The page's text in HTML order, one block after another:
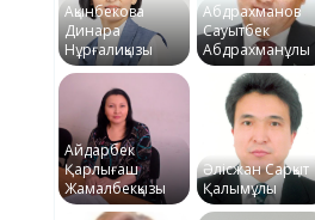
Ақынбекова
Динара
Нұрғалиқызы
Абдрахманов
Сауытбек
Абдрахманұлы
Айдарбек
Қарлығаш
Жамалбекқызы
Әлісжан Сарқыт
Қалымұлы